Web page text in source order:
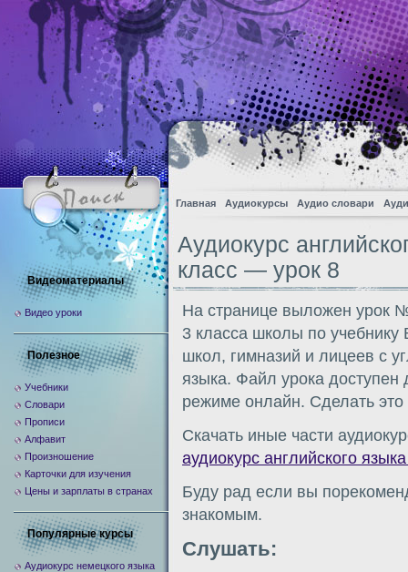
Главная Аудиокурсы Аудио словари
Аудиокурс
класс — урок 8
На странице выложен урок
3 класса школы по
школ, гимназий и лицеев с
языка. Файл урока
режиме онлайн. Сделать
Скачать иные части
аудиокурс английского
Буду рад если вы
знакомым.
Слушать:
Видеоматериалы
Видео уроки
Полезное
Учебники
Словари
Прописи
Алфавит
Произношение
Карточки для изучения
Цены и зарплаты в странах
Популярные курсы
Аудиокурс немецкого языка